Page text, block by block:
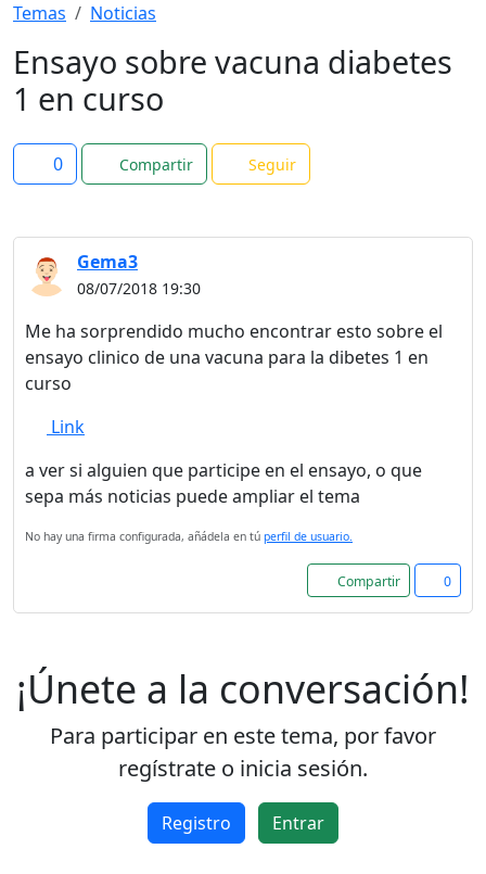
Temas Noticias
Ensayo sobre vacuna diabetes
1 en curso
0 Compartir Seguir
Gema3
08/07/2018 19:30
Me ha sorprendido mucho encontrar esto sobre el
ensayo clinico de una vacuna para la dibetes 1 en
curso
Link
a ver si alguien que participe en el ensayo, o que
sepa más noticias puede ampliar el tema
No hay una firma configurada, añádela en tú perfil de usuario.
Compartir 0
¡Únete a la conversación!
Para participar en este tema, por favor
regístrate o inicia sesión.
Registro Entrar